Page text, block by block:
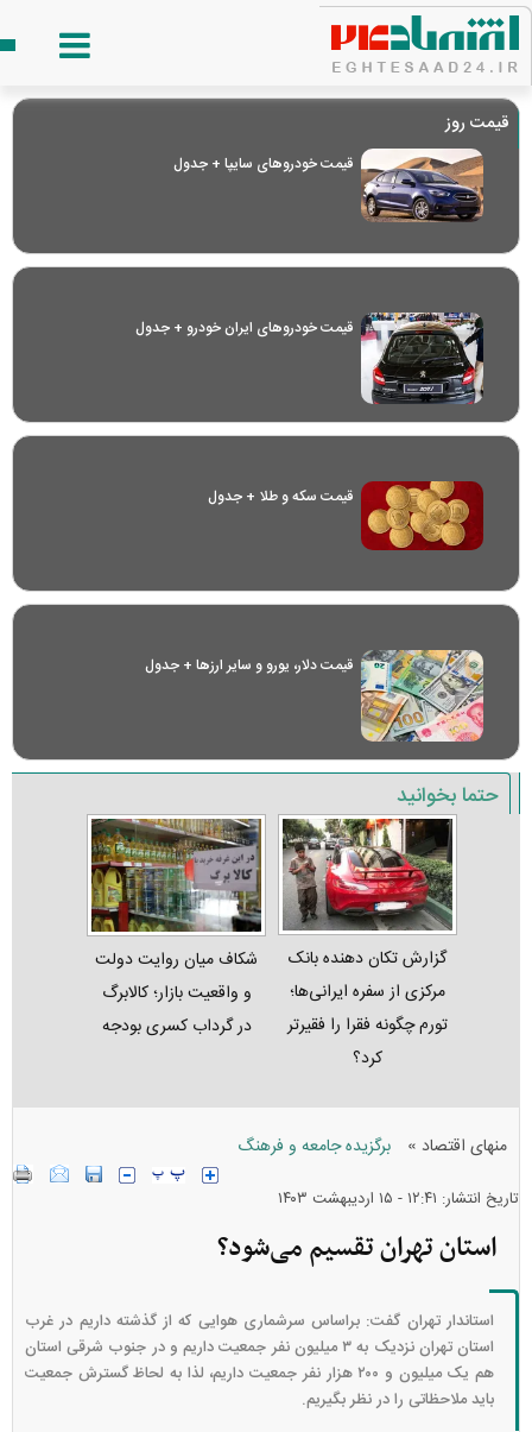
قیمت روز
قیمت خودرو‌های سایپا + جدول
قیمت خودرو‌های ایران خودرو + جدول
قیمت سکه و طلا + جدول
قیمت دلار، یورو و سایر ارز‌ها + جدول
حتما بخوانید
گزارش تکان‌ دهنده بانک
مرکزی از سفره ایرانی‌ها؛
تورم چگونه فقرا را فقیرتر
کرد؟
شکاف میان روایت دولت
و واقعیت بازار؛ کالابرگ
در گرداب کسری بودجه
منهای اقتصاد » برگزیده جامعه و فرهنگ
تاریخ انتشار: ۱۲:۴۱ - ۱۵ ارديبهشت ۱۴۰۳
استان تهران تقسیم می‌شود؟
استاندار تهران گفت: براساس سرشماری هوایی که از گذشته داریم در غرب
استان تهران نزدیک به ۳ میلیون نفر ج​​​​​معیت داریم و در جنوب شرقی استان
هم یک میلیون و ۲۰۰ هزار نفر جمعیت داریم، لذا به لحاظ گسترش جمعیت
باید ملاحظاتی را در نظر بگیریم.